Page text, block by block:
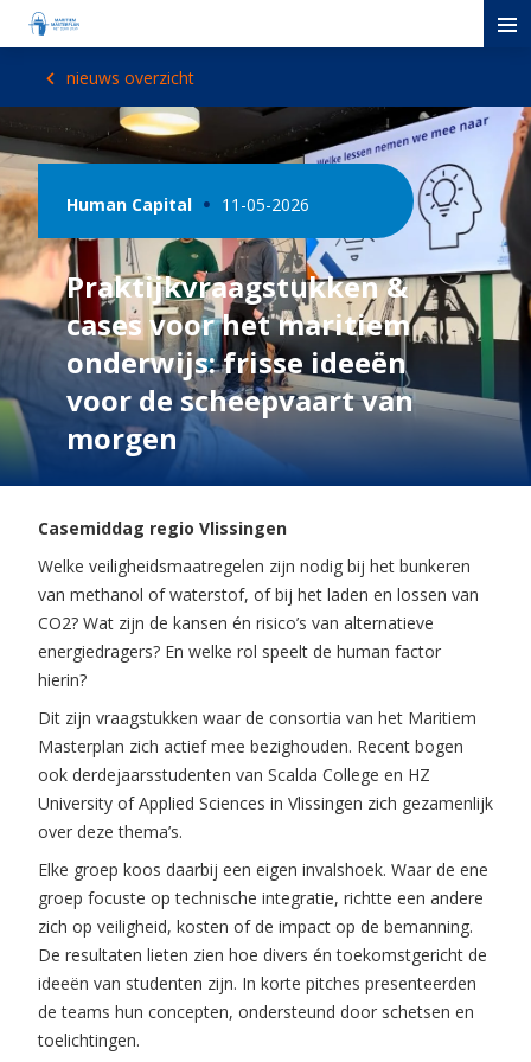
nieuws overzicht
Human Capital 11-05-2026
Praktijkvraagstukken &
cases voor het maritiem
onderwijs: frisse ideeën
voor de scheepvaart van
morgen
Casemiddag regio Vlissingen
Welke veiligheidsmaatregelen zijn nodig bij het bunkeren
van methanol of waterstof, of bij het laden en lossen van
CO2? Wat zijn de kansen én risico’s van alternatieve
energiedragers? En welke rol speelt de human factor
hierin?
Dit zijn vraagstukken waar de consortia van het Maritiem
Masterplan zich actief mee bezighouden. Recent bogen
ook derdejaarsstudenten van Scalda College en HZ
University of Applied Sciences in Vlissingen zich gezamenlijk
over deze thema’s.
Elke groep koos daarbij een eigen invalshoek. Waar de ene
groep focuste op technische integratie, richtte een andere
zich op veiligheid, kosten of de impact op de bemanning.
De resultaten lieten zien hoe divers én toekomstgericht de
ideeën van studenten zijn. In korte pitches presenteerden
de teams hun concepten, ondersteund door schetsen en
toelichtingen.